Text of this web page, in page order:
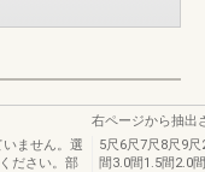
ません。選
ださい。部
右ページから抽出
5尺6尺7尺8尺9
間3.0間1.5間2.0